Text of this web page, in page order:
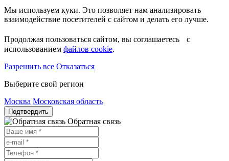
Мы используем куки. Это позволяет нам анализировать
взаимодействие посетителей с сайтом и делать его лучше.
Продолжая пользоваться сайтом, вы соглашаетесь с
использованием файлов cookie.
Разрешить все Отказаться
Выберите свой регион
Москва Московская область
Подтвердить
Обратная связь